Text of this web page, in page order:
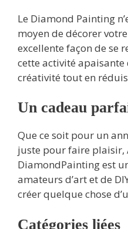
Le Diamond Painting
moyen de décorer
excellente façon de se
cette activité
créativité tout en
Un cadeau
Que ce soit pour un
juste pour faire plaisir,
DiamondPainting est
amateurs d’art et de
créer quelque chose
Catégories liées